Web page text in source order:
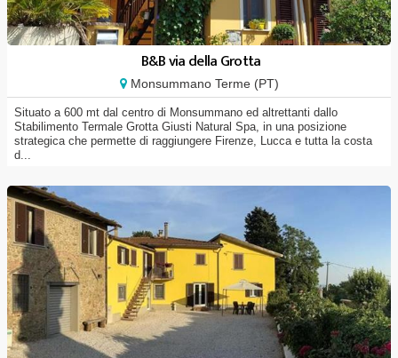
B&B via della Grotta
Monsummano Terme (PT)
Situato a 600 mt dal centro di Monsummano ed altrettanti dallo
Stabilimento Termale Grotta Giusti Natural Spa, in una posizione
strategica che permette di raggiungere Firenze, Lucca e tutta la costa
d...